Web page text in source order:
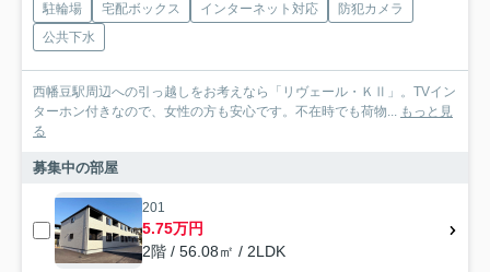
駐輪場 宅配ボックス インターネット対応
防犯カメラ
公共下水
西幡豆駅周辺への引っ越しをお考えなら「リヴェール・ＫⅡ」。TVイン
ターホン付きなので、女性の方も安心です。不在時でも荷物... もっと見
る
募集中の部屋
201
5.75万円
2階 / 56.08㎡ / 2LDK